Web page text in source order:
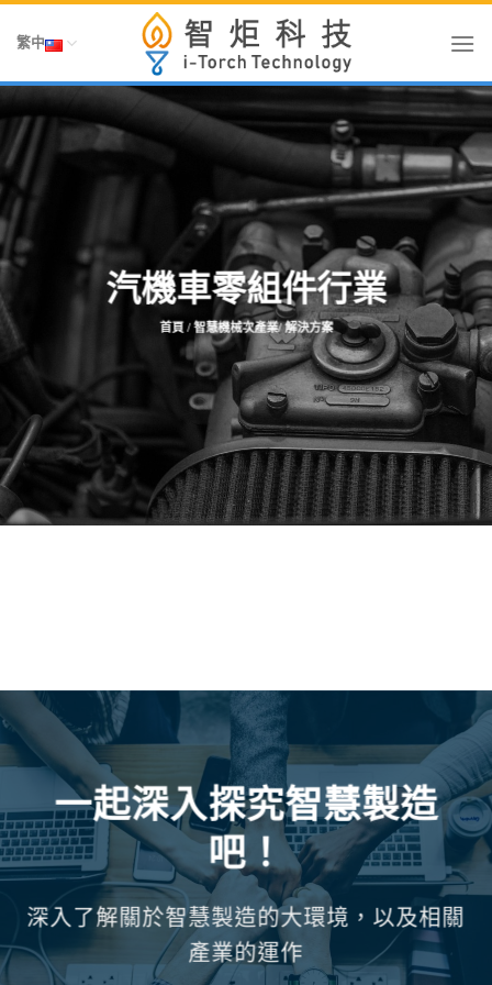
To繁中
汽機車零組件行業
首頁/ 智慧機械次產業/ 解決方案
一起深入探究智慧製造
吧！
深入了解關於智慧製造的大環境，以及相關
產業的運作